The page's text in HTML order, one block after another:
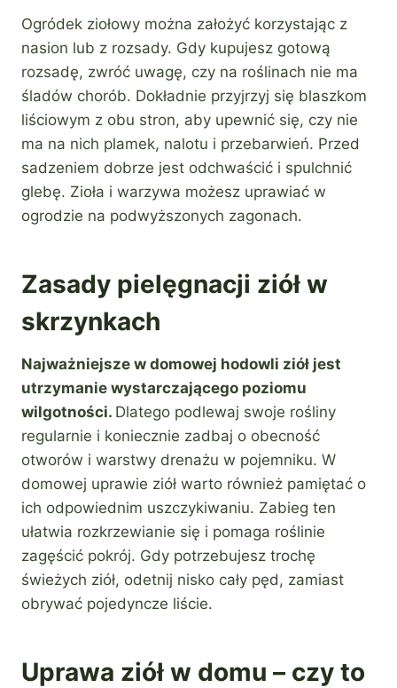
Ogródek ziołowy można założyć korzystając z
nasion lub z rozsady. Gdy kupujesz gotową
rozsadę, zwróć uwagę, czy na roślinach nie ma
śladów chorób. Dokładnie przyjrzyj się blaszkom
liściowym z obu stron, aby upewnić się, czy nie
ma na nich plamek, nalotu i przebarwień. Przed
sadzeniem dobrze jest odchwaścić i spulchnić
glebę. Zioła i warzywa możesz uprawiać w
ogrodzie na podwyższonych zagonach.
Zasady pielęgnacji ziół w
skrzynkach
Najważniejsze w domowej hodowli ziół jest
utrzymanie wystarczającego poziomu
wilgotności. Dlatego podlewaj swoje rośliny
regularnie i koniecznie zadbaj o obecność
otworów i warstwy drenażu w pojemniku. W
domowej uprawie ziół warto również pamiętać o
ich odpowiednim uszczykiwaniu. Zabieg ten
ułatwia rozkrzewianie się i pomaga roślinie
zagęścić pokrój. Gdy potrzebujesz trochę
świeżych ziół, odetnij nisko cały pęd, zamiast
obrywać pojedyncze liście.
Uprawa ziół w domu – czy to